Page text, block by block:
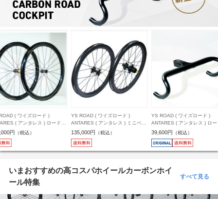
( ワイズロード )
( アンタレス ) ロードバ
ホイール(ディスクブレーキ
DISC TLR ( ロード カーボン
ル 4521 ディスク チューブ
円 （税込）
YS ROAD ( ワイズロード )
ANTARES ( アンタレス ) ミニベロ
ホイール CARBON WHEEL
ールド16 ) ブラック/UDマット 前
後セット
135,000円 （税込）
YS ROAD ( ワイズロード )
ANTARES ( アンタレス ) ロー
イク用ハンドルバー（ドロッ
COCKPIT ( カーボン ロード
クピット ) 400/90mm
39,600円 （税込）
いまおすすめの高コスパホイールカーボンホイ
ール特集
すべて見る